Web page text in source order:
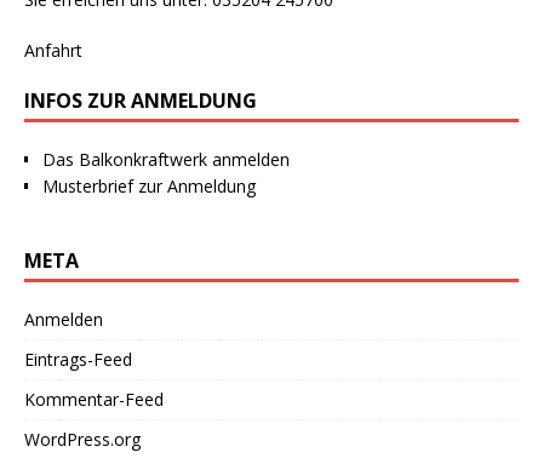
Anfahrt
INFOS ZUR ANMELDUNG
Das Balkonkraftwerk anmelden
Musterbrief zur Anmeldung
META
Anmelden
Eintrags-Feed
Kommentar-Feed
WordPress.org